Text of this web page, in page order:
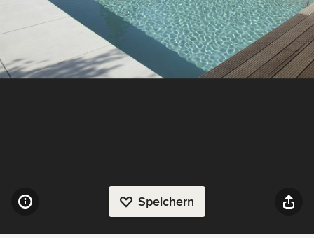
Speichern